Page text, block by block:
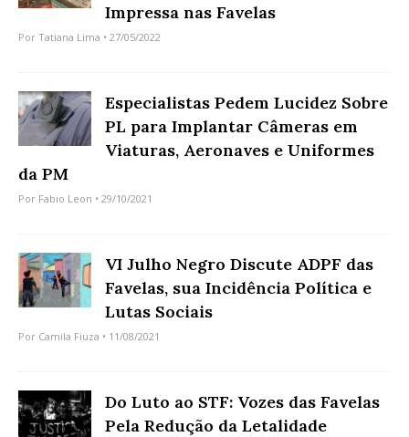
Impressa nas Favelas
Por Tatiana Lima • 27/05/2022
Especialistas Pedem Lucidez Sobre
PL para Implantar Câmeras em
Viaturas, Aeronaves e Uniformes
da PM
Por Fabio Leon • 29/10/2021
VI Julho Negro Discute ADPF das
Favelas, sua Incidência Política e
Lutas Sociais
Por Camila Fiuza • 11/08/2021
Do Luto ao STF: Vozes das Favelas
Pela Redução da Letalidade